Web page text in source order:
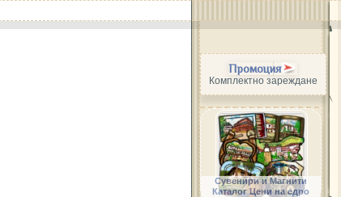
Промоция
Комплектно зареждане
Сувенири и Магнити
Каталог Цени на едро